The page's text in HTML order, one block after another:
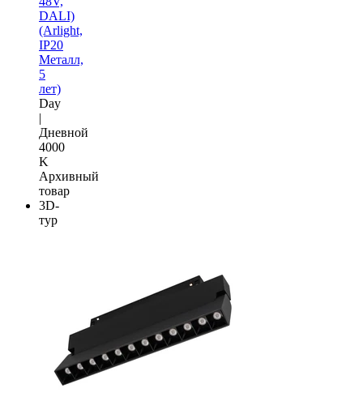
DALI)
(Arlight,
IP20
Металл,
5
лет)
Day
|
Дневной
4000
K
Архивный
товар
3D-
тур